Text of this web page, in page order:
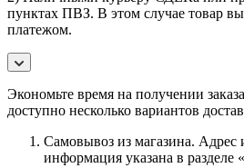
пунктах ПВЗ. В этом случае товар
платежом.
Экономьте время на получении
доступно несколько вариантов
Самовывоз из магазина. Адрес
информация указана в